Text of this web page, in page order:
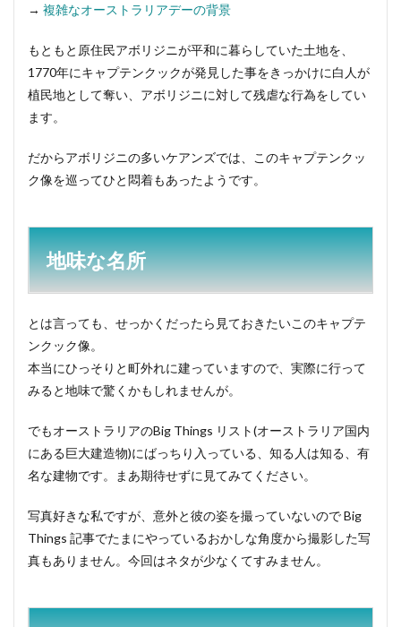
→ 複雑なオーストラリアデーの背景
もともと原住民アボリジニが平和に暮らしていた土地を、
1770年にキャプテンクックが発見した事をきっかけに白人が
植民地として奪い、アボリジニに対して残虐な行為をしてい
ます。
だからアボリジニの多いケアンズでは、このキャプテンクッ
ク像を巡ってひと悶着もあったようです。
地味な名所
とは言っても、せっかくだったら見ておきたいこのキャプテ
ンクック像。
本当にひっそりと町外れに建っていますので、実際に行って
みると地味で驚くかもしれませんが。
でもオーストラリアのBig Things リスト(オーストラリア国内
にある巨大建造物)にばっちり入っている、知る人は知る、有
名な建物です。まあ期待せずに見てみてください。
写真好きな私ですが、意外と彼の姿を撮っていないので Big
Things 記事でたまにやっているおかしな角度から撮影した写
真もありません。今回はネタが少なくてすみません。